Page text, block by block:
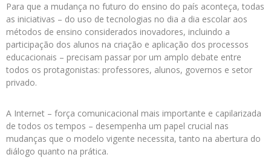
Para que a mudança no futuro do ensino do país aconteça, todas
as iniciativas – do uso de tecnologias no dia a dia escolar aos
métodos de ensino considerados inovadores, incluindo a
participação dos alunos na criação e aplicação dos processos
educacionais – precisam passar por um amplo debate entre
todos os protagonistas: professores, alunos, governos e setor
privado.
A Internet – força comunicacional mais importante e capilarizada
de todos os tempos – desempenha um papel crucial nas
mudanças que o modelo vigente necessita, tanto na abertura do
diálogo quanto na prática.